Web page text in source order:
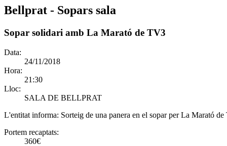
Bellprat - Sopars sala
Sopar solidari amb La Marató de TV3
Data:
24/11/2018
Hora:
21:30
Lloc:
SALA DE BELLPRAT
L'entitat informa: Sorteig de una panera en el sopar per La Marató
Portem recaptats:
360€